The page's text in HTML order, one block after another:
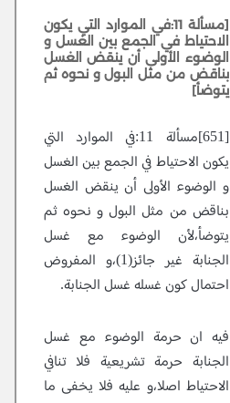
[مسألة 11:في الموارد التي يكون
الاحتياط في الجمع بين الغسل و
الوضوء الأولى أن ينقض الغسل
بناقض من مثل البول و نحوه ثم
يتوضأ]
[651]مسألة 11:في الموارد التي
يكون الاحتياط في الجمع بين الغسل
و الوضوء الأولى أن ينقض الغسل
بناقض من مثل البول و نحوه ثم
يتوضأ،لأن الوضوء مع غسل
الجنابة غير جائز(1)،و المفروض
احتمال كون غسله غسل الجنابة.
فيه ان حرمة الوضوء مع غسل
الجنابة حرمة تشريعية فلا تنافي
الاحتياط اصلا،و عليه فلا يخفى ما